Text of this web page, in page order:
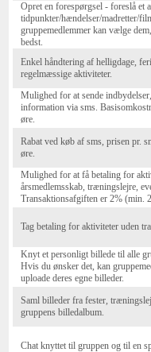
Opret en forespørgsel - foreslå et
tidpunkter/hændelser/madretter/
gruppemedlemmer kan vælge
bedst.
Enkel håndtering af helligdage,
regelmæssige aktiviteter.
Mulighed for at sende
information via sms.
øre.
Rabat ved køb af sms, prisen pr.
øre.
Mulighed for at få betaling for
årsmedlemsskab, træningslejre,
Transaktionsafgiften er 2% (min.
Tag betaling for aktiviteter uden
Knyt et personligt billede til alle
Hvis du ønsker det, kan
uploade deres egne billeder.
Saml billeder fra fester,
gruppens billedalbum.
Chat knyttet til gruppen og til en